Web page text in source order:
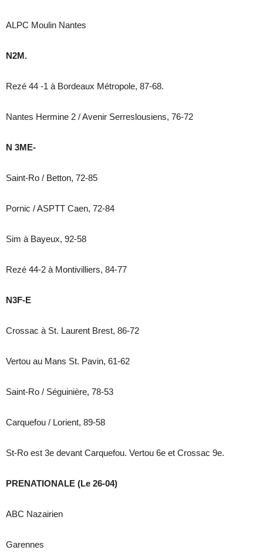
ALPC Moulin Nantes
N2M.
Rezé 44 -1 à Bordeaux Métropole, 87-68.
Nantes Hermine 2 / Avenir Serreslousiens, 76-72
N 3ME-
Saint-Ro / Betton, 72-85
Pornic / ASPTT Caen, 72-84
Sim à Bayeux, 92-58
Rezé 44-2 à Montivilliers, 84-77
N3F-E
Crossac à St. Laurent Brest, 86-72
Vertou au Mans St. Pavin, 61-62
Saint-Ro / Séguinière, 78-53
Carquefou / Lorient, 89-58
St-Ro est 3e devant Carquefou. Vertou 6e et Crossac 9e.
PRENATIONALE (Le 26-04)
ABC Nazairien
Garennes